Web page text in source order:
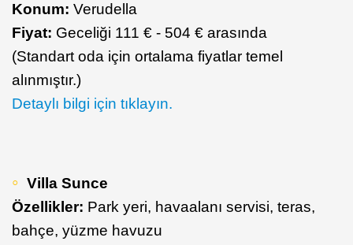
Konum: Verudella
Fiyat: Geceliği 111 € - 504 € arasında
(Standart oda için ortalama fiyatlar temel
alınmıştır.)
Detaylı bilgi için tıklayın.
Villa Sunce
Özellikler: Park yeri, havaalanı servisi, teras,
bahçe, yüzme havuzu